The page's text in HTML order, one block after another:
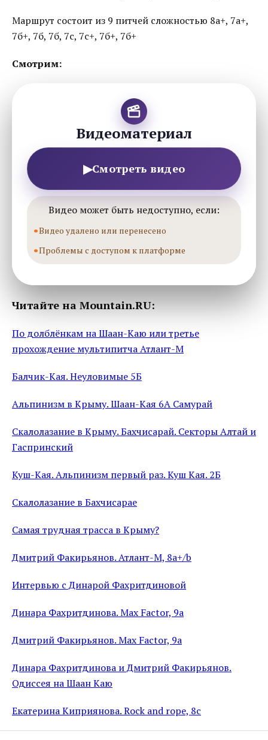
Маршрут состоит из 9 питчей сложностью 8а+, 7а+,
7б+, 7б, 7б, 7с, 7с+, 7б+, 7б+
Смотрим:
Видеоматериал
▶Смотреть видео
Видео может быть недоступно, если:
Видео удалено или перенесено
Проблемы с доступом к платформе
Читайте на Mountain.RU:
По долблёнкам на Шаан-Каю или третье
прохождение мультипитча Атлант-М
Балчик-Кая. Неуловимые 5Б
Альпинизм в Крыму. Шаан-Кая 6А Самурай
Скалолазание в Крыму. Бахчисарай. Секторы Алтай и
Гаспринский
Куш-Кая. Альпинизм первый раз. Куш Кая. 2Б
Скалолазание в Бахчисарае
Самая трудная трасса в Крыму?
Дмитрий Факирьянов. Атлант-М, 8a+/b
Интервью с Динарой Фахритдиновой
Динара Фахритдинова. Max Factor, 9a
Дмитрий Факирьянов. Max Factor, 9a
Динара Фахритдинова и Дмитрий Факирьянов.
Одиссея на Шаан Каю
Екатерина Киприянова. Rock and rope, 8c